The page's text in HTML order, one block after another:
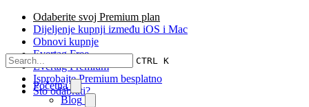
CTRL K
Početna
Blog
Odaberite svoj Premium plan
Dijeljenje kupnji između iOS i Mac
Obnovi kupnje
Evertag Free
Evertag Premium
Isprobajte Premium besplatno
Što odabrati?